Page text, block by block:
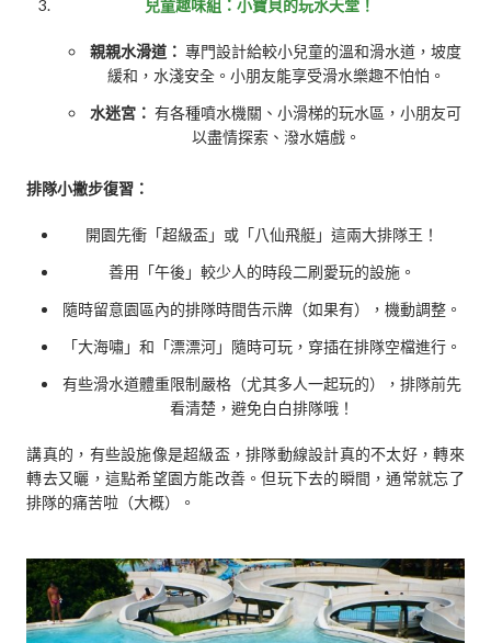
兒童趣味組：小寶貝的玩水天堂！
親親水滑道： 專門設計給較小兒童的溫和滑水道，坡度
緩和，水淺安全。小朋友能享受滑水樂趣不怕怕。
水迷宮： 有各種噴水機關、小滑梯的玩水區，小朋友可
以盡情探索、潑水嬉戲。
排隊小撇步復習：
開園先衝「超級盃」或「八仙飛艇」這兩大排隊王！
善用「午後」較少人的時段二刷愛玩的設施。
隨時留意園區內的排隊時間告示牌（如果有），機動調整。
「大海嘯」和「漂漂河」隨時可玩，穿插在排隊空檔進行。
有些滑水道體重限制嚴格（尤其多人一起玩的），排隊前先
看清楚，避免白白排隊哦！
講真的，有些設施像是超級盃，排隊動線設計真的不太好，轉來
轉去又曬，這點希望園方能改善。但玩下去的瞬間，通常就忘了
排隊的痛苦啦（大概）。